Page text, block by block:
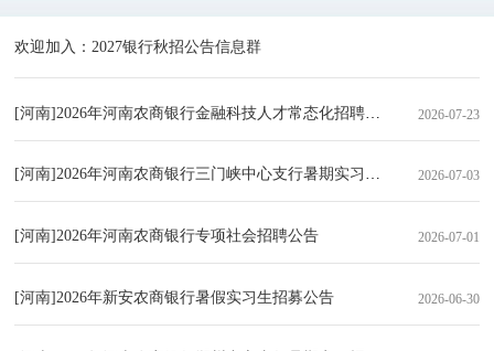
欢迎加入：2027银行秋招公告信息群
[河南]2026年河南农商银行金融科技人才常态化招聘公告 2026-07-23
[河南]2026年河南农商银行三门峡中心支行暑期实习招募公告2026-07-03
[河南]2026年河南农商银行专项社会招聘公告 2026-07-01
[河南]2026年新安农商银行暑假实习生招募公告 2026-06-30